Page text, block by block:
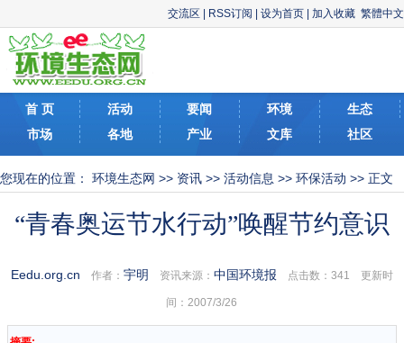
交流区 RSS订阅 设为首页 加入收藏 繁體中文
首 页 活动 要闻 环境
生态
市场
各地 产业 文库 社区
您现在的位置： 环境生态网 >> 资讯 >> 活动信息 >> 环保活动 >> 正文
“青春奥运节水行动”唤醒节约意识
Eedu.org.cn 作者： 宇明 资讯来源： 中国环境报 点击数： 341 更新时
间：2007/3/26